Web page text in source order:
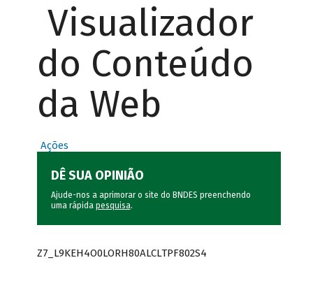
Visualizador
do Conteúdo
da Web
Ações
DÊ SUA OPINIÃO
Ajude-nos a aprimorar o site do BNDES preenchendo
uma rápida pesquisa.
Z7_L9KEH4O0LORH80ALCLTPF802S4